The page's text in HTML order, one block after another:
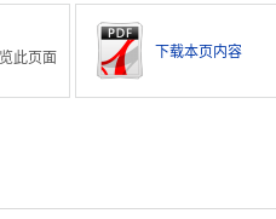
此页面
下载本页内容